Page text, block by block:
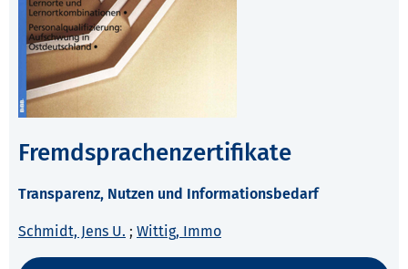
Fremdsprachenzertifikate
Transparenz, Nutzen und Informationsbedarf
Schmidt, Jens U. ; Wittig, Immo